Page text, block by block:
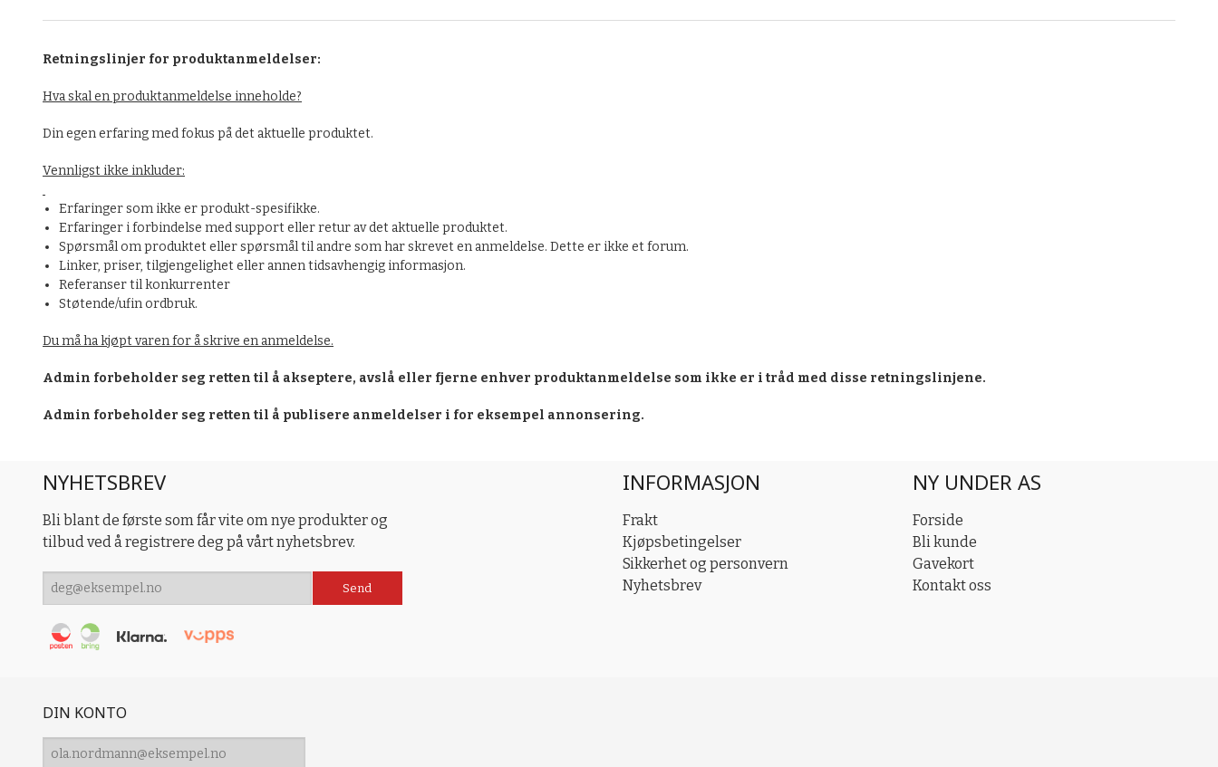
Retningslinjer for produktanmeldelser:
Hva skal en produktanmeldelse inneholde?
Din egen erfaring med fokus på det aktuelle produktet.
Vennligst ikke inkluder:
Erfaringer som ikke er produkt-spesifikke.
Erfaringer i forbindelse med support eller retur av det aktuelle produktet.
Spørsmål om produktet eller spørsmål til andre som har skrevet en anmeldelse. Dette er ikke et forum.
Linker, priser, tilgjengelighet eller annen tidsavhengig informasjon.
Referanser til konkurrenter
Støtende/ufin ordbruk.
Du må ha kjøpt varen for å skrive en anmeldelse.
Admin forbeholder seg retten til å akseptere, avslå eller fjerne enhver produktanmeldelse som ikke er i tråd med disse retningslinjene.
Admin forbeholder seg retten til å publisere anmeldelser i for eksempel annonsering.
NYHETSBREV
Bli blant de første som får vite om nye produkter og
tilbud ved å registrere deg på vårt nyhetsbrev.
INFORMASJON
Frakt
Kjøpsbetingelser
Sikkerhet og personvern
Nyhetsbrev
NY UNDER AS
Forside
Bli kunde
Gavekort
Kontakt oss
DIN KONTO